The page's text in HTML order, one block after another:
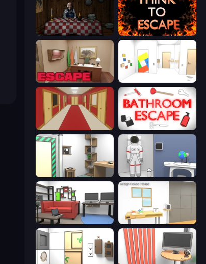
Little Cabin in the Woods Think to Escape
Escape or Die 3 Mirror Room Escape
Escape or Die 4 Bathroom Escape
Machine Room Escape Space Museum Escape
Video Studio Escape Design House Escape